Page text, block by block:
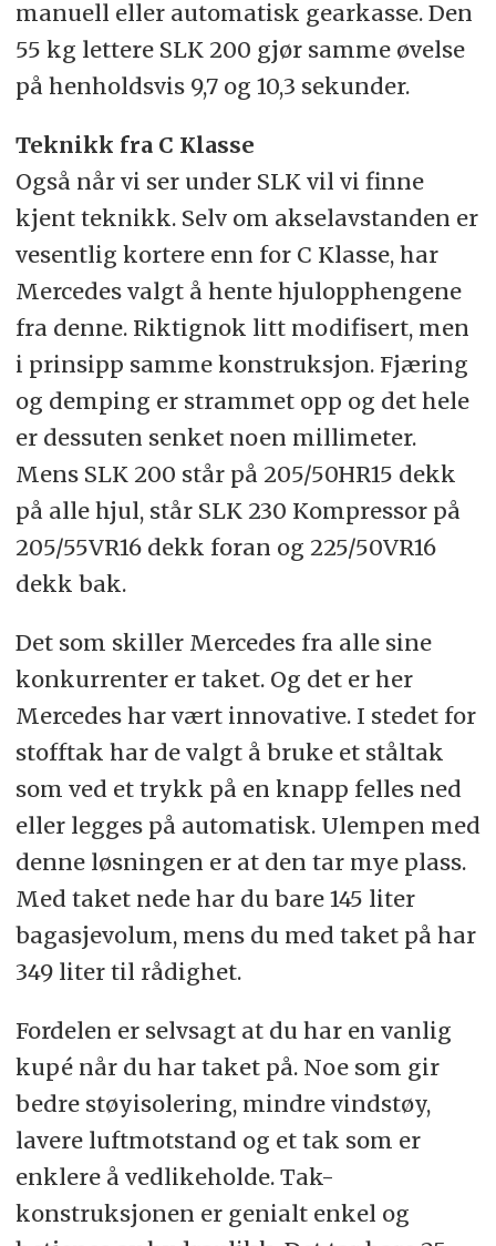
manuell eller automatisk gearkasse. Den
55 kg lettere SLK 200 gjør samme øvelse
på henholdsvis 9,7 og 10,3 sekunder.
Teknikk fra C Klasse
Også når vi ser under SLK vil vi finne
kjent teknikk. Selv om akselavstanden er
vesentlig kortere enn for C Klasse, har
Mercedes valgt å hente hjulopphengene
fra denne. Riktignok litt modifisert, men
i prinsipp samme konstruksjon. Fjæring
og demping er strammet opp og det hele
er dessuten senket noen millimeter.
Mens SLK 200 står på 205/50HR15 dekk
på alle hjul, står SLK 230 Kompressor på
205/55VR16 dekk foran og 225/50VR16
dekk bak.
Det som skiller Mercedes fra alle sine
konkurrenter er taket. Og det er her
Mercedes har vært innovative. I stedet for
stofftak har de valgt å bruke et ståltak
som ved et trykk på en knapp felles ned
eller legges på automatisk. Ulempen med
denne løsningen er at den tar mye plass.
Med taket nede har du bare 145 liter
bagasjevolum, mens du med taket på har
349 liter til rådighet.
Fordelen er selvsagt at du har en vanlig
kupé når du har taket på. Noe som gir
bedre støyisolering, mindre vindstøy,
lavere luftmotstand og et tak som er
enklere å vedlikeholde. Tak-
konstruksjonen er genialt enkel og